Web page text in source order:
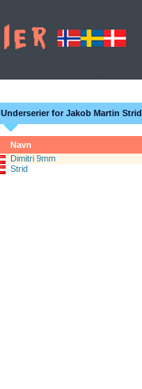
Underserier for Jakob Martin Strid
Navn
Dimitri 9mm
Strid